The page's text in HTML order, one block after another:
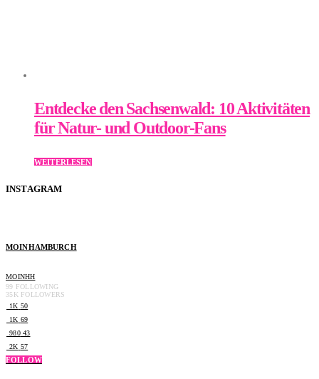
Entdecke den Sachsenwald: 10 Aktivitäten
für Natur- und Outdoor-Fans
WEITERLESEN
INSTAGRAM
MOINHAMBURCH
MOINHH
99 FOLLOWING
35KFOLLOWERS
1K 50
1K 69
980 43
2K 57
FOLLOW